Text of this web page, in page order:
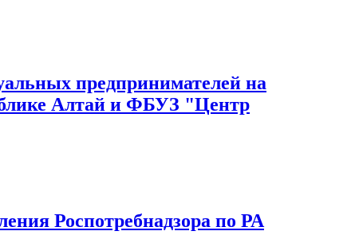
предпринимателей на
Алтай и ФБУЗ "Центр
Роспотребнадзора по РА